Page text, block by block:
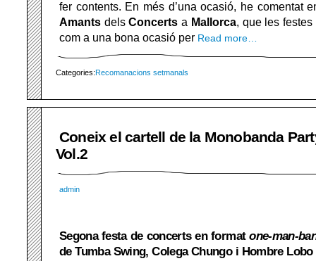
fer contents. En més d’una ocasió, he comentat
Amants delsConcertsa Mallorca, que les
com a una bona ocasió per Read more…
Categories:Recomanacions setmanals
Coneix el cartell de la Monobanda
Vol.2
admin
Segona festa de concerts en formatone-man-
de Tumba Swing, Colega Chungo i Hombre